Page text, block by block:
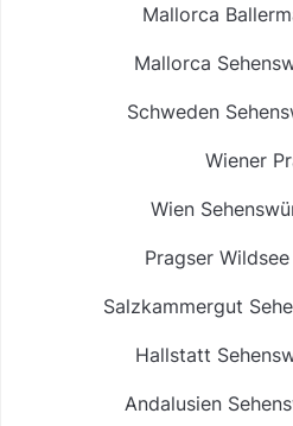
Mallorca
Mallorca
Schweden
Wiener
Wien
Pragser
Salzkammergut
Hallstatt
Andalusien